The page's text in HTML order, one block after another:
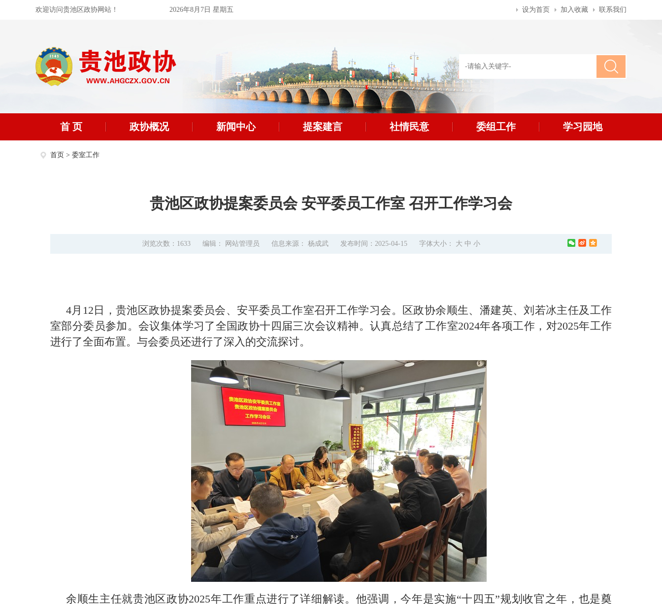
欢迎访问贵池区政协网站！ 2026年8月7日 星期五 设为首页 加入收藏 联系我们
首 页 政协概况 新闻中心 提案建言 社情民意 委组工作 学习园地
首页 > 委室工作
贵池区政协提案委员会 安平委员工作室 召开工作学习会
浏览次数：1633 编辑： 网站管理员 信息来源： 杨成武 发布时间：2025-04-15 字体大小： 大 中 小
4月12日，贵池区政协提案委员会、安平委员工作室召开工作学习会。区政协余顺生、潘建英、刘若冰主任及工作
室部分委员参加。会议集体学习了全国政协十四届三次会议精神。认真总结了工作室2024年各项工作，对2025年工作
进行了全面布置。与会委员还进行了深入的交流探讨。
余顺生主任就贵池区政协2025年工作重点进行了详细解读。他强调，今年是实施“十四五”规划收官之年，也是奠